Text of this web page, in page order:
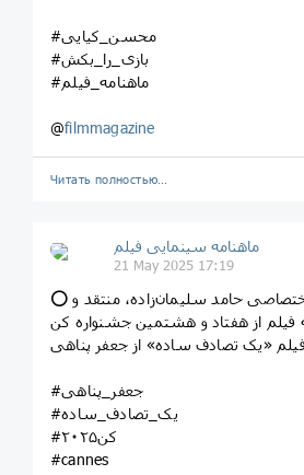
#محسن_کیایی
#بازی_را_بکش
#ماهنامه_فیلم
@filmmagazine
Читать полностью…
ماهنامه سینمایی فیلم
21 May 2025 17:19
⭕️ گزارش چهارم و اختصاصی حامد سلیمان‌زاده، منتقد و
فیلم از هفتاد و هشتمین جشنواره کن
«یک تصادف ساده» از جعفر پناهی
#جعفر_پناهی
#یک_تصادف_ساده
#کن۲۰۲۵
#cannes